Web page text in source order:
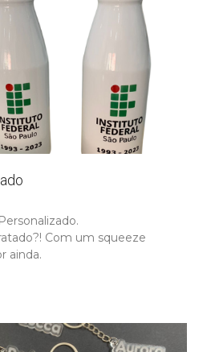
Com um squeeze
ainda.